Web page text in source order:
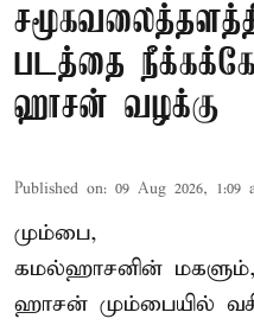
படத்தை
ஹாசன் வழக்கு
Published on: 09 Aug 2026, 1:09
மும்பை,
கமல்ஹாசனின் மகளும்,
ஹாசன் மும்பையில்